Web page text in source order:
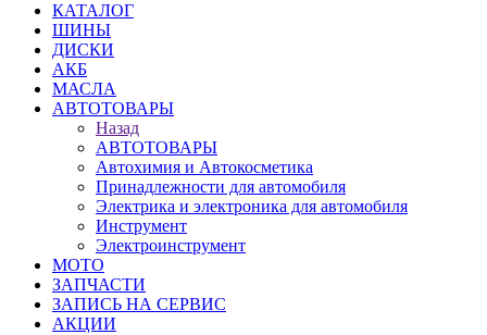
КАТАЛОГ
ШИНЫ
ДИСКИ
АКБ
МАСЛА
АВТОТОВАРЫ
Назад
АВТОТОВАРЫ
Автохимия и Автокосметика
Принадлежности для автомобиля
Электрика и электроника для автомобиля
Инструмент
Электроинструмент
МОТО
ЗАПЧАСТИ
ЗАПИСЬ НА СЕРВИС
АКЦИИ